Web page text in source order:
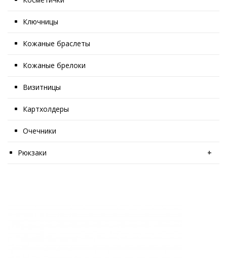
Ключницы
Кожаные браслеты
Кожаные брелоки
Визитницы
Картхолдеры
Очечники
Рюкзаки +